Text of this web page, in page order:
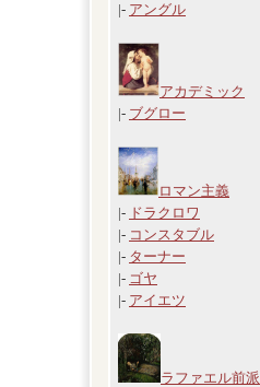
|- アングル
アカデミック
|- ブグロー
ロマン主義
|- ドラクロワ
|- コンスタブル
|- ターナー
|- ゴヤ
|- アイエツ
ラファエル前派